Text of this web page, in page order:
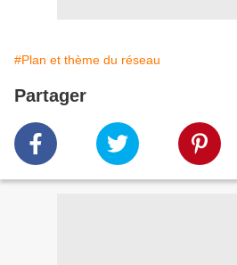
#Plan et thème du réseau
Partager